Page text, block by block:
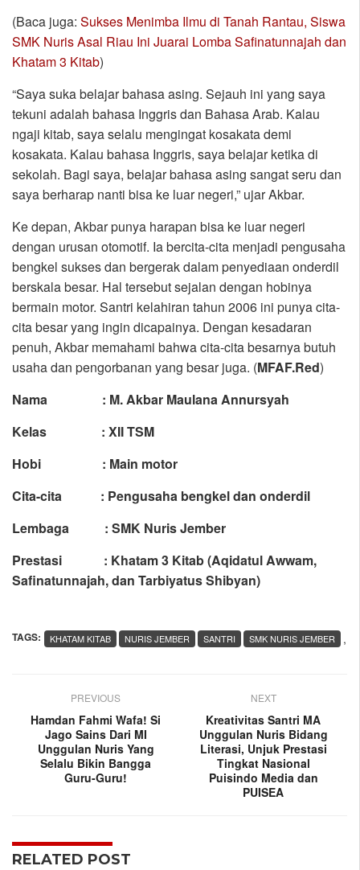
(Baca juga: Sukses Menimba Ilmu di Tanah Rantau, Siswa
SMK Nuris Asal Riau Ini Juarai Lomba Safinatunnajah dan
Khatam 3 Kitab)
“Saya suka belajar bahasa asing. Sejauh ini yang saya
tekuni adalah bahasa Inggris dan Bahasa Arab. Kalau
ngaji kitab, saya selalu mengingat kosakata demi
kosakata. Kalau bahasa Inggris, saya belajar ketika di
sekolah. Bagi saya, belajar bahasa asing sangat seru dan
saya berharap nanti bisa ke luar negeri,” ujar Akbar.
Ke depan, Akbar punya harapan bisa ke luar negeri
dengan urusan otomotif. Ia bercita-cita menjadi pengusaha
bengkel sukses dan bergerak dalam penyediaan onderdil
berskala besar. Hal tersebut sejalan dengan hobinya
bermain motor. Santri kelahiran tahun 2006 ini punya cita-
cita besar yang ingin dicapainya. Dengan kesadaran
penuh, Akbar memahami bahwa cita-cita besarnya butuh
usaha dan pengorbanan yang besar juga. (MFAF.Red)
Nama : M. Akbar Maulana Annursyah
Kelas : XII TSM
Hobi : Main motor
Cita-cita : Pengusaha bengkel dan onderdil
Lembaga : SMK Nuris Jember
Prestasi : Khatam 3 Kitab (Aqidatul Awwam,
Safinatunnajah, dan Tarbiyatus Shibyan)
TAGS: ,
KHATAM KITAB NURIS JEMBER SANTRI SMK NURIS JEMBER
PREVIOUS
Hamdan Fahmi Wafa! Si
Jago Sains Dari MI
Unggulan Nuris Yang
Selalu Bikin Bangga
Guru-Guru!
NEXT
Kreativitas Santri MA
Unggulan Nuris Bidang
Literasi, Unjuk Prestasi
Tingkat Nasional
Puisindo Media dan
PUISEA
RELATED POST